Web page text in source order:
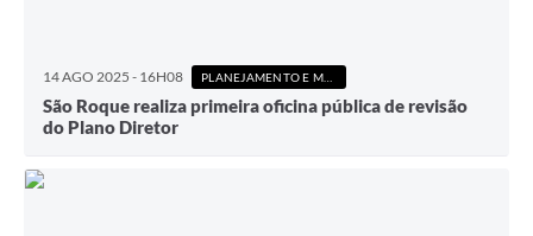
14 AGO 2025 - 16H08
São Roque realiza primeira oficina pública de revisão
do Plano Diretor